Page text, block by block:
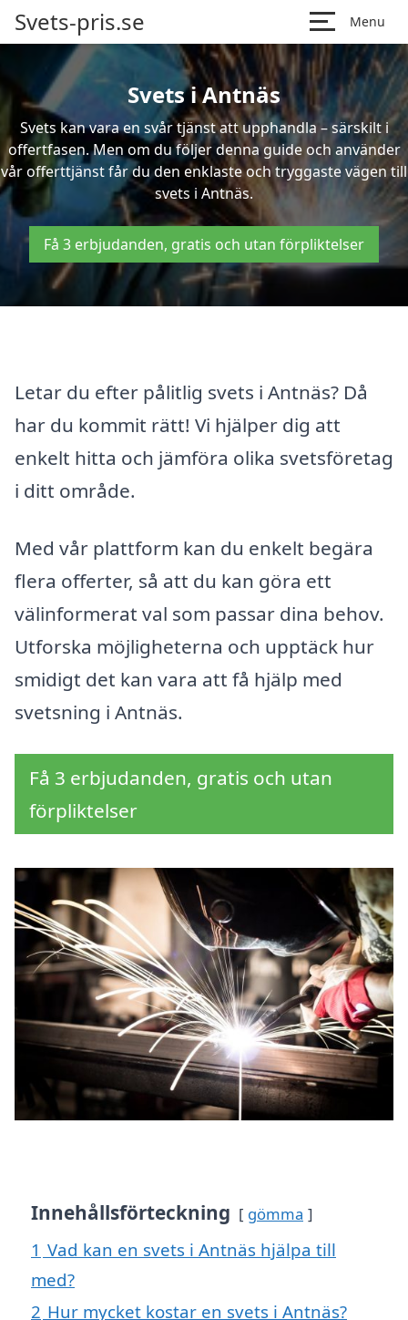
Svets-pris.se Menu
Svets i Antnäs
Svets kan vara en svår tjänst att upphandla – särskilt i
offertfasen. Men om du följer denna guide och använder
vår offerttjänst får du den enklaste och tryggaste vägen till
svets i Antnäs.
Få 3 erbjudanden, gratis och utan förpliktelser
Letar du efter pålitlig svets i Antnäs? Då
har du kommit rätt! Vi hjälper dig att
enkelt hitta och jämföra olika svetsföretag
i ditt område.
Med vår plattform kan du enkelt begära
flera offerter, så att du kan göra ett
välinformerat val som passar dina behov.
Utforska möjligheterna och upptäck hur
smidigt det kan vara att få hjälp med
svetsning i Antnäs.
Få 3 erbjudanden, gratis och utan
förpliktelser
Innehållsförteckning gömma
1 Vad kan en svets i Antnäs hjälpa till
med?
2 Hur mycket kostar en svets i Antnäs?